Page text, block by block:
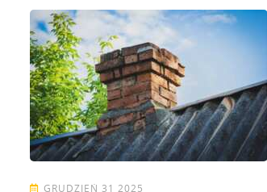
GRUDZIEŃ 31 2025